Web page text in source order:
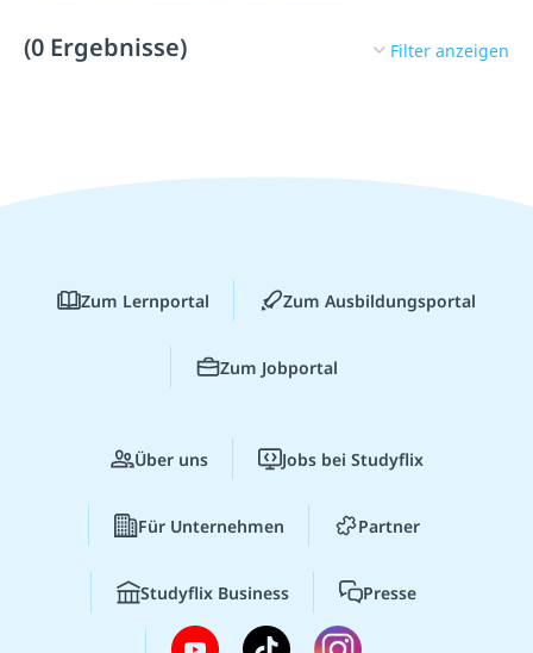
(0 Ergebnisse) Filter anzeigen
Zum Lernportal Zum Ausbildungsportal
Zum Jobportal
Über uns Jobs bei Studyflix
Für Unternehmen Partner
Studyflix Business Presse